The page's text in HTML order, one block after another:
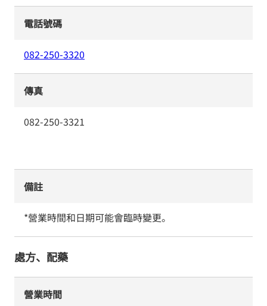
電話號碼
082-250-3320
傳真
082-250-3321
備註
*營業時間和日期可能會臨時變更。
處方、配藥
營業時間